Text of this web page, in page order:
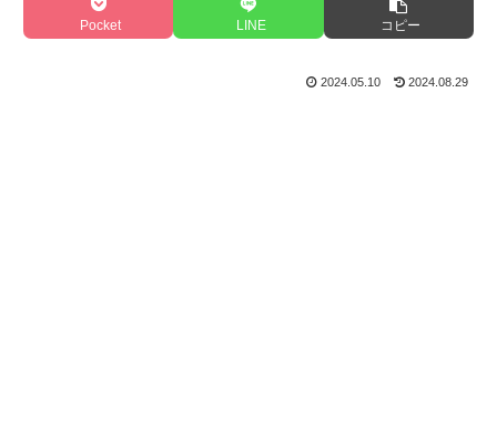
Pocket LINE コピー
2024.05.10 2024.08.29